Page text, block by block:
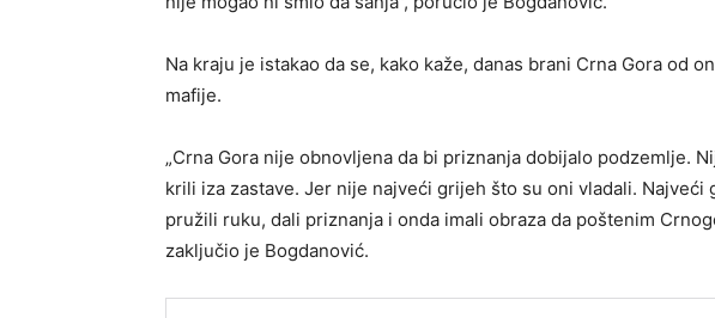
Na kraju je istakao da se, kako kaže, danas brani Crna Gora od
mafije.
„Crna Gora nije obnovljena da bi priznanja dobijalo podzemlje.
krili iza zastave. Jer nije najveći grijeh što su oni vladali.
pružili ruku, dali priznanja i onda imali obraza da poštenim
zaključio je Bogdanović.